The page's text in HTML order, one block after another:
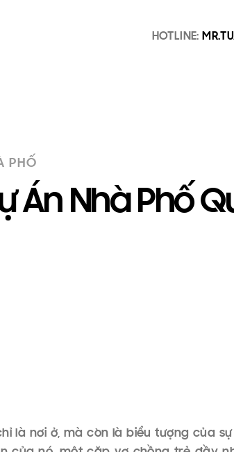
HOTLINE:
PHỐ
Án Nhà Phố
là nơi ở, mà còn là biểu tượng của